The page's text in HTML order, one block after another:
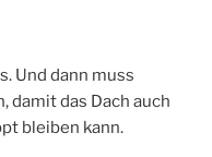
Und dann muss
damit das Dach auch
bleiben kann.